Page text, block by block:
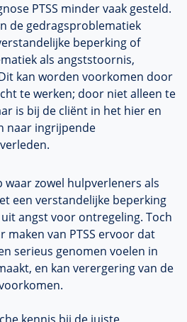
PTSS minder vaak gesteld.
de gedragsproblematiek
beperking of
als angststoornis,
kan worden voorkomen door
te werken; door niet alleen te
is bij de cliënt in het hier en
naar ingrijpende
waar zowel hulpverleners als
een verstandelijke beperking
angst voor ontregeling. Toch
maken van PTSS ervoor dat
serieus genomen voelen in
en kan verergering van de